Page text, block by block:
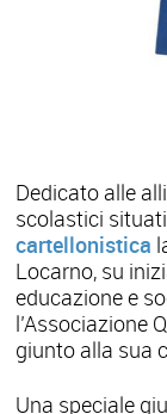
Dedicato alle
scolastici
cartellonistica
Locarno, su
educazione e
l’Associazione
giunto alla sua
Una speciale